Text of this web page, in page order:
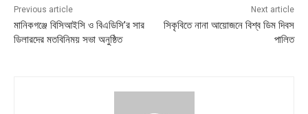
Previous article
মানিকগঞ্জে বিসিআইসি ও বিএডিসি’র সার
ডিলারদের মতবিনিময় সভা অনুষ্ঠিত
Next article
সিকৃবিতে নানা আয়োজনে বিশ্ব ডিম দিবস
পালিত